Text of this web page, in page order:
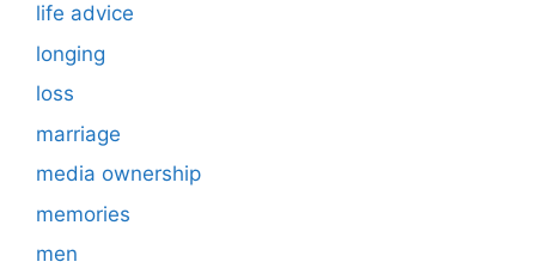
life advice
longing
loss
marriage
media ownership
memories
men